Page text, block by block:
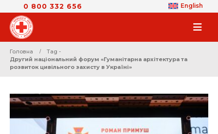
0 800 332 656 English
Головна
Tag -
Другий національний форум «Гуманітарна архітектура та
розвиток цивільного захисту в Україні»